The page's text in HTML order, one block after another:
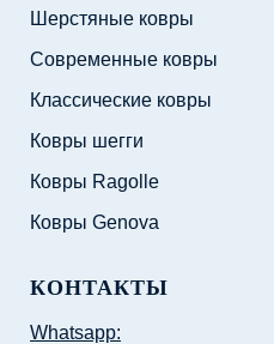
Шерстяные ковры
Современные ковры
Классические ковры
Ковры шегги
Ковры Ragolle
Ковры Genova
КОНТАКТЫ
Whatsapp: